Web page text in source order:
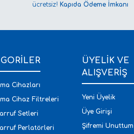
ücretsiz! Kapıda Ödeme İmkanı
Cihazları
Cihaz Filtreleri
Setleri
Perlatörleri
ÜYELİK VE
ALIŞVERİŞ
Yeni Üyelik
Üye Girişi
Şifremi Unuttum